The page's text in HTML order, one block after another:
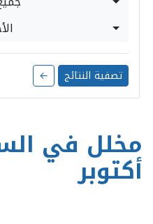
← تصفية النتائج
مخلل في
أكتوبر